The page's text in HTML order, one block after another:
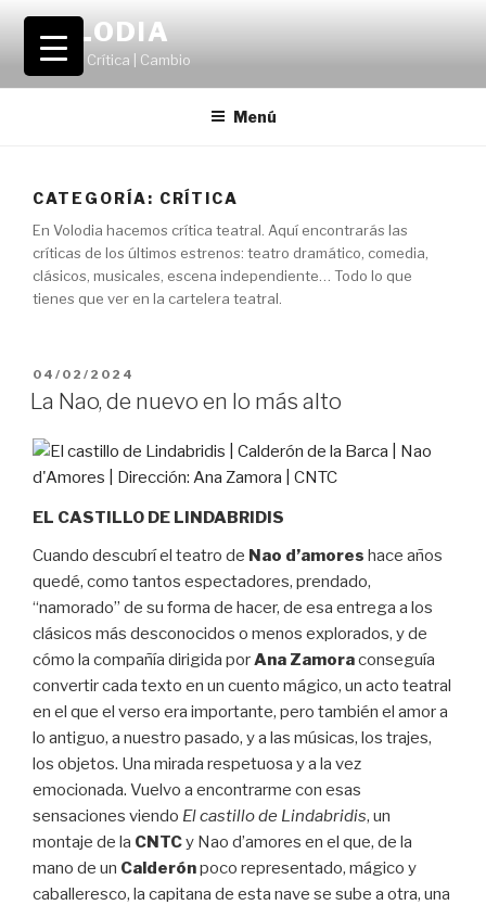
Saltar
contenido
VOLODIA
Teatro | Crítica | Cambio
Menú
CATEGORÍA: CRÍTICA
En Volodia hacemos crítica teatral. Aquí encontrarás las
críticas de los últimos estrenos: teatro dramático, comedia,
clásicos, musicales, escena independiente… Todo lo que
tienes que ver en la cartelera teatral.
PUBLICADO
EL
04/02/2024
La Nao, de nuevo en lo más alto
EL CASTILLO DE LINDABRIDIS
Cuando descubrí el teatro de Nao d’amores hace años
quedé, como tantos espectadores, prendado,
“namorado” de su forma de hacer, de esa entrega a los
clásicos más desconocidos o menos explorados, y de
cómo la compañía dirigida porAna Zamoraconseguía
convertir cada texto en un cuento mágico, un acto teatral
en el que el verso era importante, pero también el amor a
lo antiguo, a nuestro pasado, y a las músicas, los trajes,
los objetos. Una mirada respetuosa y a la vez
emocionada. Vuelvo a encontrarme con esas
sensaciones viendo El castillo de Lindabridis, un
montaje de la CNTCy Nao d’amores en el que, de la
mano de un Calderónpoco representado, mágico y
caballeresco, la capitana de esta nave se sube a otra, una